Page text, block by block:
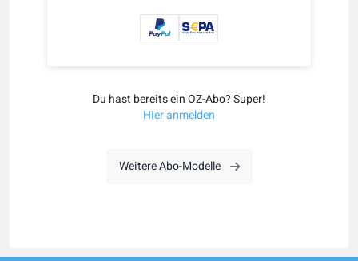
Du hast bereits ein OZ-Abo? Super!
Hier anmelden
Weitere Abo-Modelle